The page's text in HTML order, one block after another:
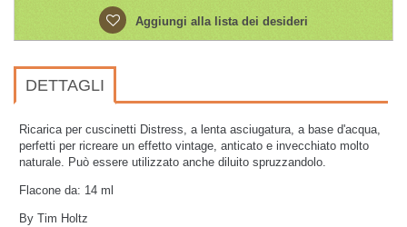
Aggiungi alla lista dei desideri
DETTAGLI
Ricarica per cuscinetti Distress, a lenta asciugatura, a base d'acqua,
perfetti per ricreare un effetto vintage, anticato e invecchiato molto
naturale. Può essere utilizzato anche diluito spruzzandolo.
Flacone da: 14 ml
By Tim Holtz